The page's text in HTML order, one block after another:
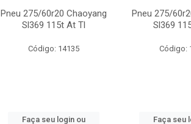
Pneu 275/60r20 Chaoyang
Sl369 115t At Tl
Código: 14135
Faça seu login ou
Pneu 275/
Sl369
Código:
Faça seu